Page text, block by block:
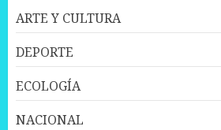
ARTE Y CULTURA
DEPORTE
ECOLOGÍA
NACIONAL